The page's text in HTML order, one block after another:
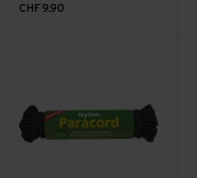
CHF 9.90